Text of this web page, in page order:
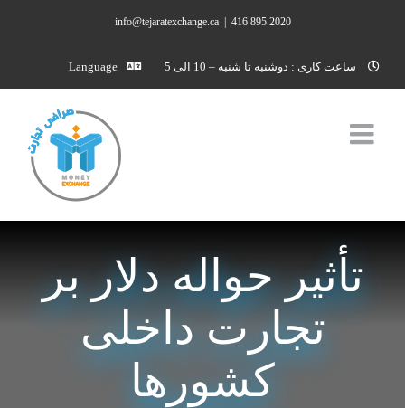
content
2020 895 416
info@tejaratexchange.ca
ساعت کاری : دوشنبه تا شنبه – 10 الی 5 Language
تأثیر حواله دلار بر
تجارت داخلی
کشورها